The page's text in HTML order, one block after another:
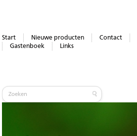
Start Nieuwe producten Contact
Gastenboek
Links